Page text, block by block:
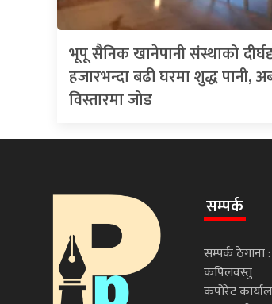
भूपू सैनिक खानेपानी संस्थाको
हजारभन्दा बढी घरमा शुद्ध पानी,
विस्तारमा जोड
सम्पर्क
सम्पर्क
कपिलवस्तु
कपोरेट